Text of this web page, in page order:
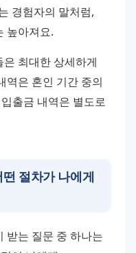
경험자의 말처럼,
높아져요.
최대한 상세하게
역은 혼인 기간 중의
출금 내역은 별도로
절차가 나에게
받는 질문 중 하나는